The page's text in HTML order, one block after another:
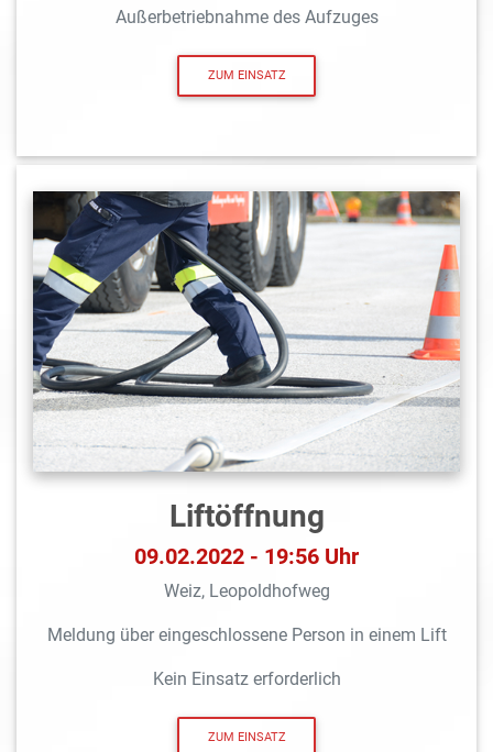
Außerbetriebnahme des Aufzuges
ZUM EINSATZ
Liftöffnung
09.02.2022 - 19:56 Uhr
Weiz, Leopoldhofweg
Meldung über eingeschlossene Person in einem Lift
Kein Einsatz erforderlich
ZUM EINSATZ